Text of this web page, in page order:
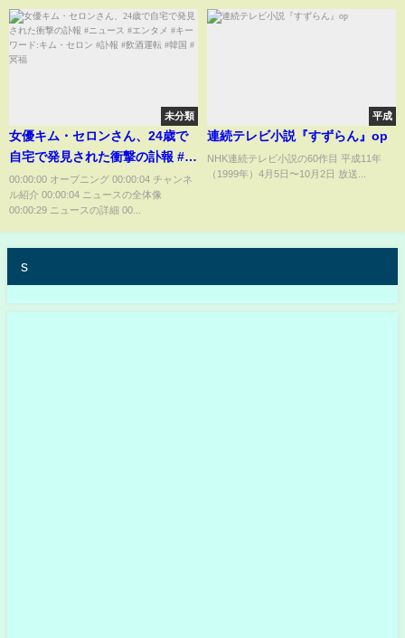
未分類
女優キム・セロンさん、24歳で
自宅で発見された衝撃の訃報 #ニ
ュース #エンタメ #キーワード:
キム・セロン #訃報 #飲酒運転 #
00:00:00 オープニング 00:00:04 チャンネ
ル紹介 00:00:04 ニュースの全体像
00:00:29 ニュースの詳細 00...
平成
連続テレビ小説『すずらん』op
NHK連続テレビ小説の60作目 平成11年
（1999年）4月5日〜10月2日 放送...
s